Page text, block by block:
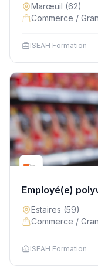
Marœuil (62)
Commerce /
ISEAH Formation
Employé(e)
Estaires (59)
Commerce /
ISEAH Formation